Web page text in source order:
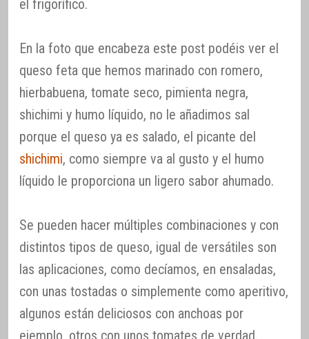
el frigorífico.
En la foto que encabeza este post podéis ver el
queso feta que hemos marinado con romero,
hierbabuena, tomate seco, pimienta negra,
shichimi y humo líquido, no le añadimos sal
porque el queso ya es salado, el picante del
shichimi, como siempre va al gusto y el humo
líquido le proporciona un ligero sabor ahumado.
Se pueden hacer múltiples combinaciones y con
distintos tipos de queso, igual de versátiles son
las aplicaciones, como decíamos, en ensaladas,
con unas tostadas o simplemente como aperitivo,
algunos están deliciosos con anchoas por
ejemplo, otros con unos tomates de verdad.